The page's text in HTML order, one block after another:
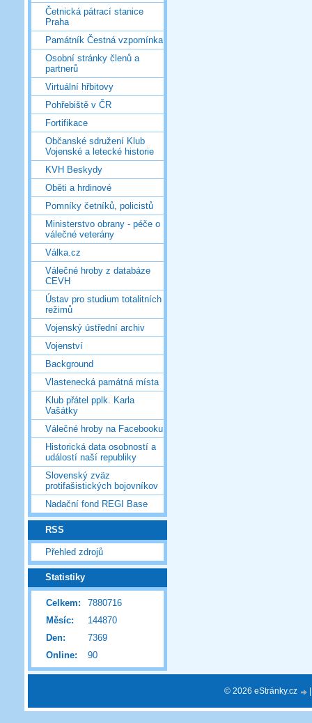
Četnická pátrací stanice
Praha
Památník Čestná vzpomínka
Osobní stránky členů a
partnerů
Virtuální hřbitovy
Pohřebiště v ČR
Fortifikace
Občanské sdružení Klub
Vojenské a letecké historie
KVH Beskydy
Oběti a hrdinové
Pomníky četníků, policistů
Ministerstvo obrany - péče o
válečné veterány
Válka.cz
Válečné hroby z databáze
CEVH
Ústav pro studium totalitních
režimů
Vojenský ústřední archiv
Vojenství
Background
Vlastenecká památná místa
Klub přátel pplk. Karla
Vašátky
Válečné hroby na Facebooku
Historická data osobností a
událostí naší republiky
Slovenský zväz
protifašistických bojovníkov
Nadační fond REGI Base
RSS
Přehled zdrojů
Statistiky
Online: 90
Celkem:
7880716
Měsíc:
144870
Den:
7369
© 2026 eStránky.cz